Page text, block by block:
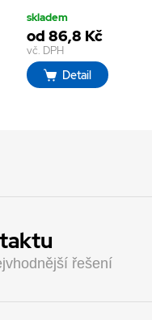
skladem
od 86,8 Kč
vč. DPH
Detail
řešení